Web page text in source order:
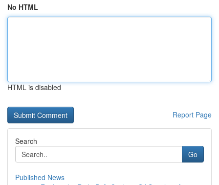
No HTML
HTML is disabled
Report Page
Search
Go
Published News